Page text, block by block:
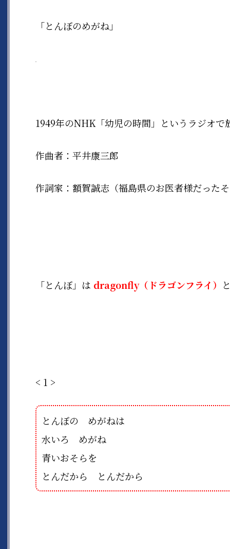
「とんぼのめがね」
1949年のNHK「幼児の時間」というラジオで
作曲者：平井康三郎
作詞家：額賀誠志（福島県のお医者様だったそ
「とんぼ」は dragonfly（ドラゴンフライ）
< 1 >
とんぼの めがねは
水いろ めがね
青いおそらを
とんだから とんだから